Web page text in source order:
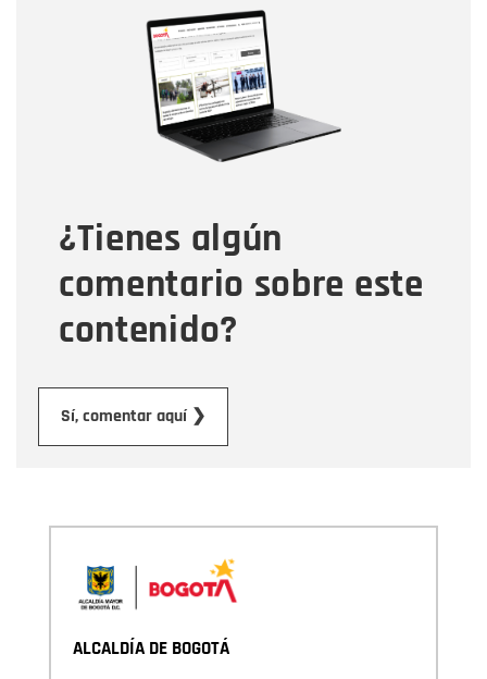
¿Tienes algún
comentario sobre este
contenido?
Sí, comentar aquí ❯
Correo electrónico
Tipo de comentario
Mensaje
ALCALDÍA DE BOGOTÁ